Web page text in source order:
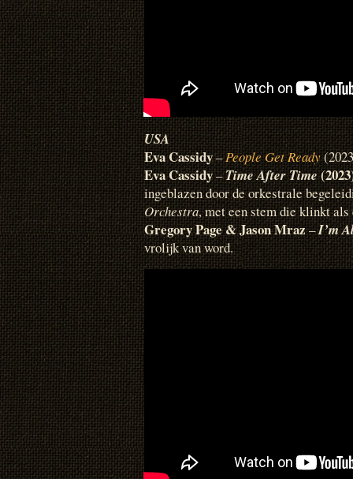
USA
Eva Cassidy–People Get Ready
Eva Cassidy–Time After Time
ingeblazen door de orkestrale
Orchestra, met een stem die klinkt als
Gregory Page & Jason Mraz–I’m
vrolijk van word.